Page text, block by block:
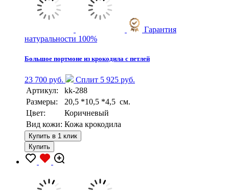
Гарантия
натуральности 100%
Большое портмоне из крокодила с петлей
23 700 руб.
Сплит 5 925 руб.
Артикул:
kk-288
Размеры:
20,5 *10,5 *4,5 см.
Цвет:
Коричневый
Вид кожи: Кожа крокодила
Купить в 1 клик
Купить